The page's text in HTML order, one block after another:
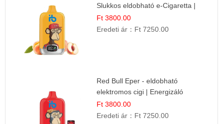
Slukkos eldobható e-Cigaretta |
Friss Gyümölcs Íz
Ft 3800.00
Eredeti ár： Ft 7250.00
Red Bull Eper - eldobható
elektromos cigi | Energizáló
Gyümölcs Íz
Ft 3800.00
Eredeti ár： Ft 7250.00